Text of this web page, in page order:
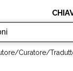
Curatore/